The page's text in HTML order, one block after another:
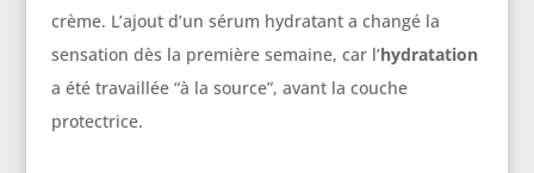
crème. L’ajout d’un sérum hydratant a changé la
sensation dès la première semaine, car l’hydratation
a été travaillée “à la source”, avant la couche
protectrice.